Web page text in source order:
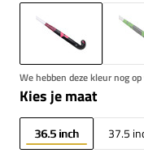
We hebben deze kleur nog
Kies je maat
36.5 inch 37.5